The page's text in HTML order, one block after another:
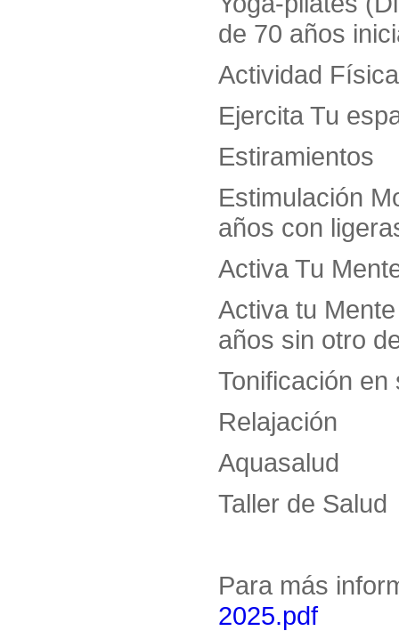
de 70 años
Actividad
Ejercita Tu
Estiramientos
Estimulación
años con
Activa Tu
Activa tu
años sin otro
Tonificación en
Relajación
Aquasalud
Taller de Salud
Para más
2025.pdf